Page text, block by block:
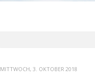
MITTWOCH, 3. OKTOBER 2018